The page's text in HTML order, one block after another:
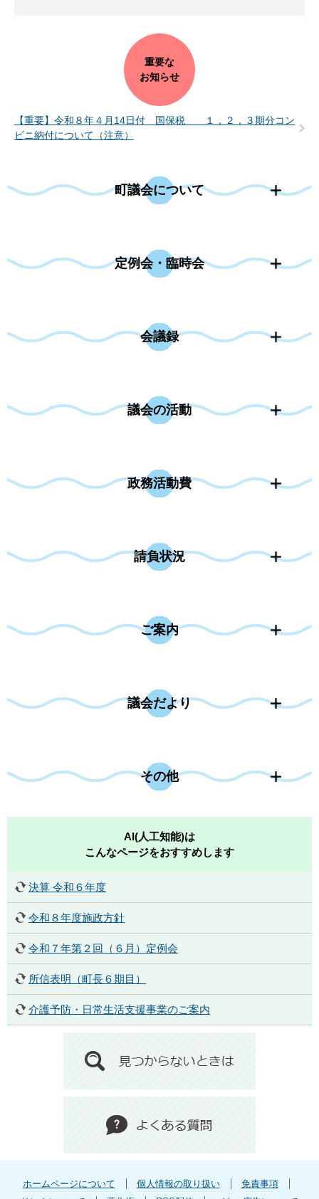
重要な
お知らせ
【重要】令和８年４月14日付 国保税 １，２，３期分コン
ビニ納付について（注意）
町議会について
定例会・臨時会
会議録
議会の活動
政務活動費
請負状況
ご案内
議会だより
その他
AI(人工知能)は
こんなページをおすすめします
決算 令和６年度
令和８年度施政方針
令和７年第２回（６月）定例会
所信表明（町長６期目）
介護予防・日常生活支援事業のご案内
ホームページについて 個人情報の取り扱い
免責事項